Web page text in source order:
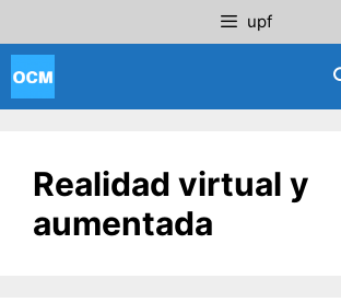
al
contenido
upf
Realidad virtual y
aumentada